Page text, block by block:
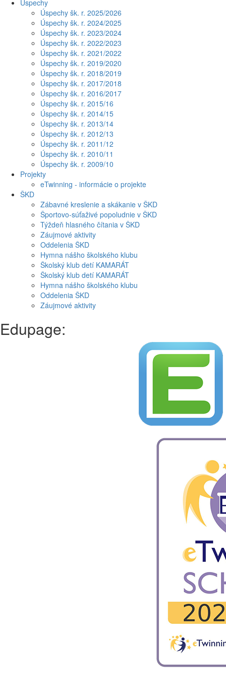
Úspechy
Úspechy šk. r. 2025/2026
Úspechy šk. r. 2024/2025
Úspechy šk. r. 2023/2024
Úspechy šk. r. 2022/2023
Úspechy šk. r. 2021/2022
Úspechy šk. r. 2019/2020
Úspechy šk. r. 2018/2019
Úspechy šk. r. 2017/2018
Úspechy šk. r. 2016/2017
Úspechy šk. r. 2015/16
Úspechy šk. r. 2014/15
Úspechy šk. r. 2013/14
Úspechy šk. r. 2012/13
Úspechy šk. r. 2011/12
Úspechy šk. r. 2010/11
Úspechy šk. r. 2009/10
Projekty
eTwinning - informácie o projekte
ŠKD
Zábavné kreslenie a skákanie v ŠKD
Športovo-súťaživé popoludnie v ŠKD
Týždeň hlasného čítania v ŠKD
Záujmové aktivity
Oddelenia ŠKD
Hymna nášho školského klubu
Školský klub detí KAMARÁT
Školský klub detí KAMARÁT
Hymna nášho školského klubu
Oddelenia ŠKD
Záujmové aktivity
Edupage: